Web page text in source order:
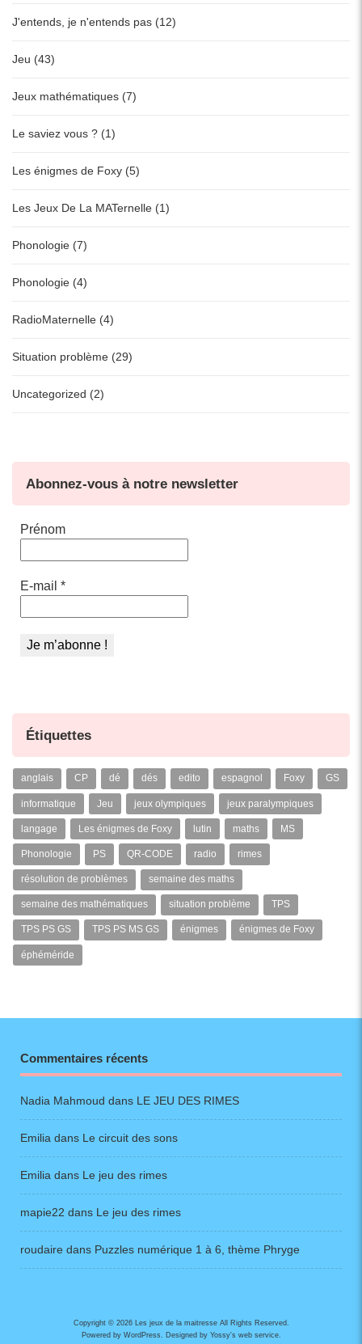
J'entends, je n'entends pas (12)
Jeu (43)
Jeux mathématiques (7)
Le saviez vous ? (1)
Les énigmes de Foxy (5)
Les Jeux De La MATernelle (1)
Phonologie (7)
Phonologie (4)
RadioMaternelle (4)
Situation problème (29)
Uncategorized (2)
Abonnez-vous à notre newsletter
Prénom
E-mail *
Étiquettes
anglais CP dé dés edito espagnol Foxy GS
informatique Jeu jeux olympiques jeux paralympiques
langage Les énigmes de Foxy lutin maths MS
Phonologie PS QR-CODE radio rimes
résolution de problèmes semaine des maths
semaine des mathématiques situation problème TPS
TPS PS GS TPS PS MS GS énigmes énigmes de Foxy
éphéméride
Commentaires récents
Nadia Mahmoud dans LE JEU DES RIMES
Emilia dans Le circuit des sons
Emilia dans Le jeu des rimes
mapie22 dans Le jeu des rimes
roudaire dans Puzzles numérique 1 à 6, thème Phryge
Copyright © 2026 Les jeux de la maitresse All Rights Reserved.
Powered by WordPress. Designed by Yossy's web service.